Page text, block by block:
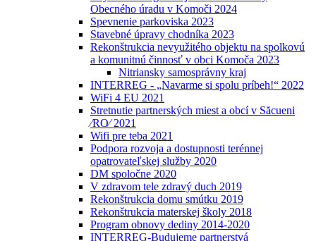
Obecného úradu v Komoči 2024
Spevnenie parkoviska 2023
Stavebné úpravy chodníka 2023
Rekonštrukcia nevyužitého objektu na spolkovú
a komunitnú činnosť v obci Komoča 2023
Nitriansky samosprávny kraj
INTERREG - „Navarme si spolu príbeh!“ 2022
WiFi 4 EU 2021
Stretnutie partnerských miest a obcí v Săcueni
⁄RO⁄ 2021
Wifi pre teba 2021
Podpora rozvoja a dostupnosti terénnej
opatrovateľskej služby 2020
DM spoločne 2020
V zdravom tele zdravý duch 2019
Rekonštrukcia domu smútku 2019
Rekonštrukcia materskej školy 2018
Program obnovy dediny 2014-2020
INTERREG-Budujeme partnerstvá